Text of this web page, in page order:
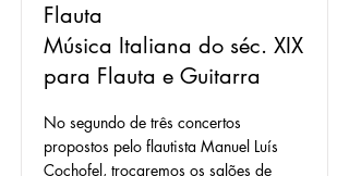
Flauta
Música Italiana do séc. XIX
para Flauta e Guitarra
No segundo de três concertos
propostos pelo flautista Manuel Luís
Cochofel, trocaremos os salões de